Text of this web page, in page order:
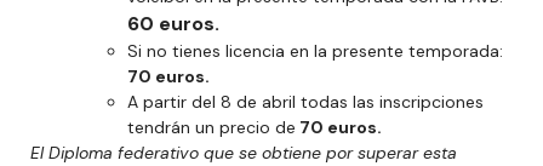
60 euros.
Si no tienes licencia en la presente temporada:
70 euros.
A partir del 8 de abril todas las inscripciones
tendrán un precio de 70 euros.
El Diploma federativo que se obtiene por superar esta